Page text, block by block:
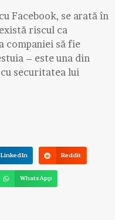
Facebook, se arată în
riscul ca
companiei să fie
– este una din
securitatea lui
LinkedIn Reddit
WhatsApp